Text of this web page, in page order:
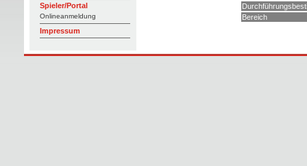
Spieler/Portal
Onlineanmeldung
Impressum
Bereich